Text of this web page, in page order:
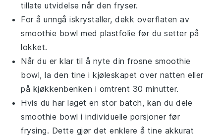
tillate utvidelse når den fryser.
For å unngå iskrystaller, dekk overflaten av
smoothie bowl med plastfolie før du setter på
lokket.
Når du er klar til å nyte din frosne smoothie
bowl, la den tine i kjøleskapet over natten eller
på kjøkkenbenken i omtrent 30 minutter.
Hvis du har laget en stor batch, kan du dele
smoothie bowl i individuelle porsjoner før
frysing. Dette gjør det enklere å tine akkurat